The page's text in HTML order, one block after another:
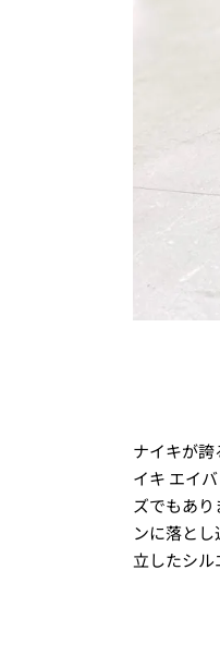
ナイキが
イキ エイ
ズでもあ
ンに落と
立したシル